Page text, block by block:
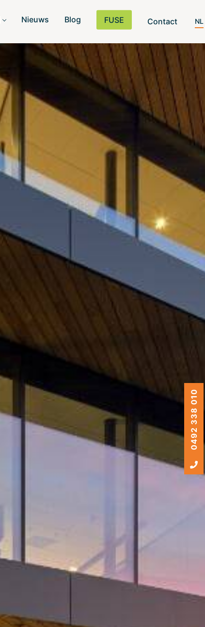
Nieuws Blog FUSE Contact NL
0492 338 010